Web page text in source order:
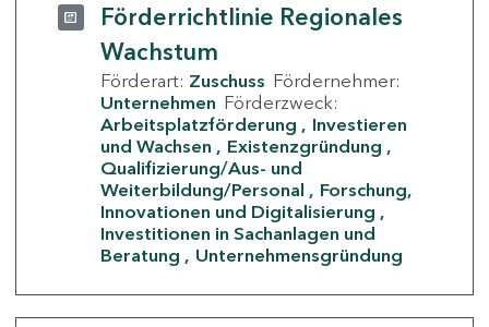
Förderrichtlinie Regionales
Wachstum
Förderart: Zuschuss Fördernehmer:
Unternehmen Förderzweck:
Arbeitsplatzförderung
Investieren
und Wachsen
Existenzgründung
Qualifizierung/Aus- und
Weiterbildung/Personal
Forschung,
Innovationen und Digitalisierung
Investitionen in Sachanlagen und
Beratung
Unternehmensgründung